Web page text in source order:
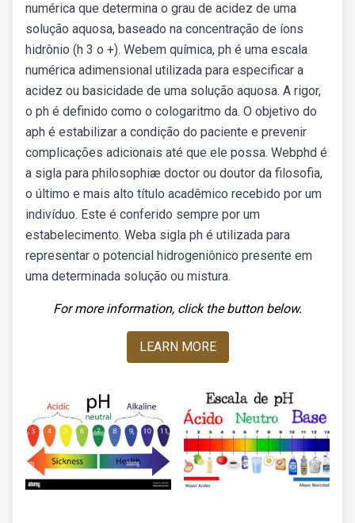
numérica que determina o grau de acidez de uma
solução aquosa, baseado na concentração de íons
hidrônio (h 3 o +). Webem química, ph é uma escala
numérica adimensional utilizada para especificar a
acidez ou basicidade de uma solução aquosa. A rigor,
o ph é definido como o cologaritmo da. O objetivo do
aph é estabilizar a condição do paciente e prevenir
complicações adicionais até que ele possa. Webphd é
a sigla para philosophiæ doctor ou doutor da filosofia,
o último e mais alto título acadêmico recebido por um
indivíduo. Este é conferido sempre por um
estabelecimento. Weba sigla ph é utilizada para
representar o potencial hidrogeniônico presente em
uma determinada solução ou mistura.
For more information, click the button below.
LEARN MORE